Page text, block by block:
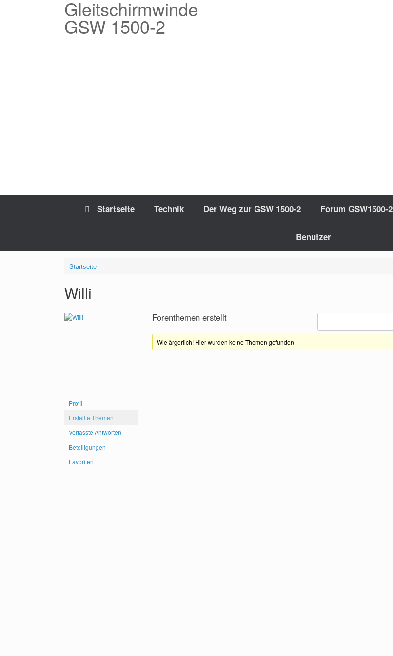
Gleitschirmwinde
GSW 1500-2
Startseite Technik Der Weg zur GSW 1500-2 Forum GSW1500-2
Benutzer
Startseite
Willi
Profil
Erstellte Themen
Verfasste Antworten
Beteiligungen
Favoriten
Forenthemen erstellt
Wie ärgerlich! Hier wurden keine Themen gefunden.